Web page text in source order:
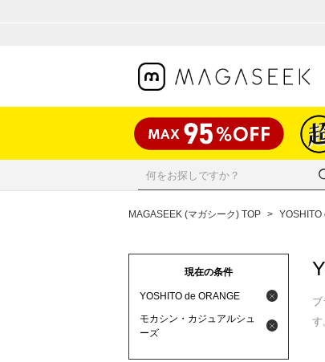
MAGASEEK (マガシーク) TOP > YOSHITO
現在の条件
YOSHITO de ORANGE
モカシン・カジュアルシュ
ーズ
す